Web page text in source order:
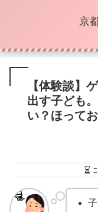
京
【体験談】
出す子ども
い？ほって